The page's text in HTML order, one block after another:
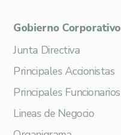
Gobierno Corporativo
Junta Directiva
Principales Accionistas
Principales Funcionarios
Lineas de Negocio